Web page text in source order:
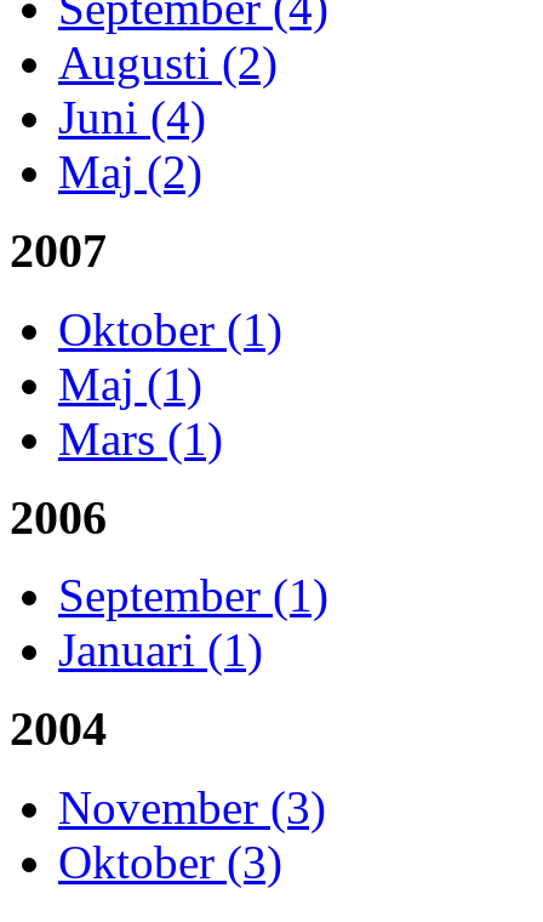
Augusti (2)
Juni (4)
Maj (2)
2007
Oktober (1)
Maj (1)
Mars (1)
2006
September (1)
Januari (1)
2004
November (3)
Oktober (3)